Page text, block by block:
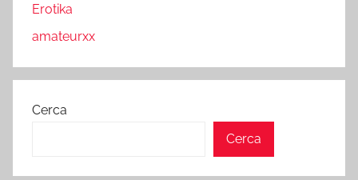
Erotika
amateurxx
Cerca
Cerca